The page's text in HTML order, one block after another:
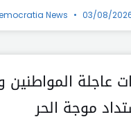
News 03/08/
عاجلة المواطنين
موجة الحر